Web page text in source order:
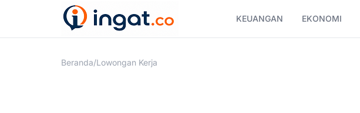
content
KEUANGAN EKONOMI
Beranda/Lowongan Kerja